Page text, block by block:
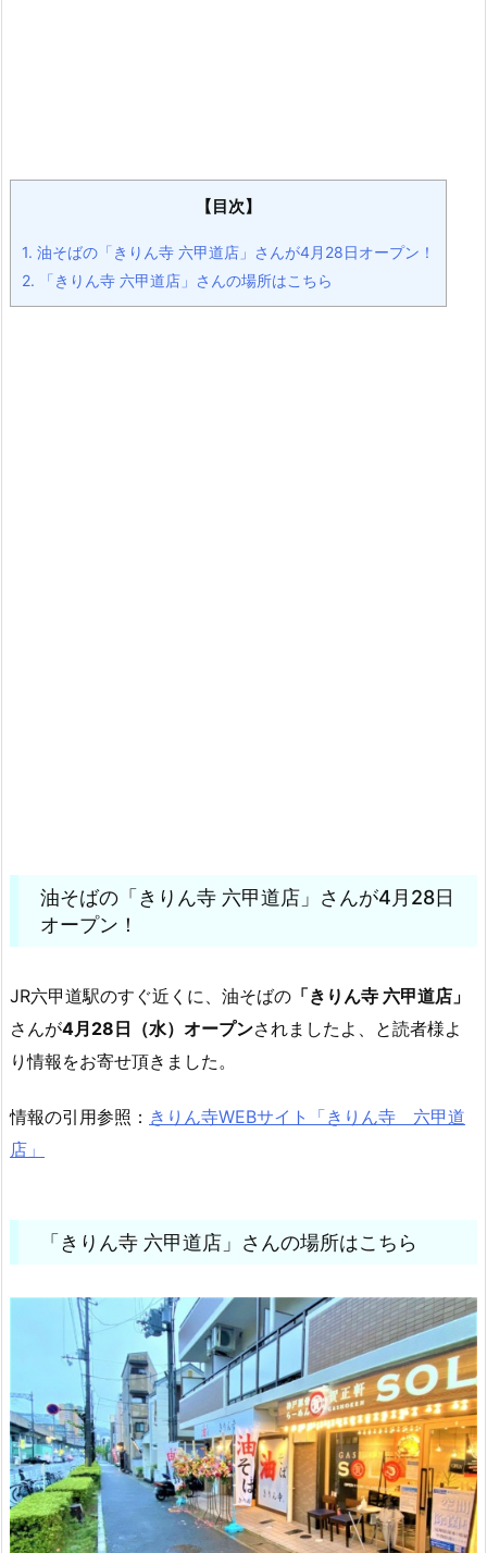
【目次】
1. 油そばの「きりん寺 六甲道店」さんが4月28日オープン！
2. 「きりん寺 六甲道店」さんの場所はこちら
油そばの「きりん寺 六甲道店」さんが4月28日
オープン！
JR六甲道駅のすぐ近くに、油そばの 「きりん寺 六甲道店」
さんが4月28日（水）オープンされましたよ、と読者様よ
り情報をお寄せ頂きました。
情報の引用参照： きりん寺WEBサイト「きりん寺 六甲道
店」
「きりん寺 六甲道店」さんの場所はこちら